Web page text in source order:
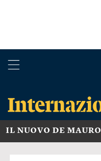
IL NUOVO DE MAURO